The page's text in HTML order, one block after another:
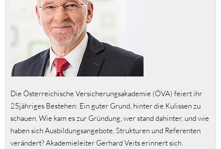
Die Österreichische Versicherungsakademie (ÖVA) feiert ihr
25jähriges Bestehen: Ein guter Grund, hinter die Kulissen zu
schauen. Wie kam es zur Gründung, wer stand dahinter, und wie
haben sich Ausbildungsangebote, Strukturen und Referenten
verändert? Akademieleiter Gerhard Veits erinnert sich.